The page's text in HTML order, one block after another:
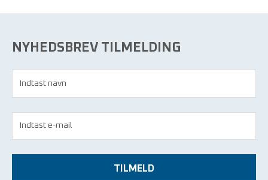
NYHEDSBREV TILMELDING
TILMELD